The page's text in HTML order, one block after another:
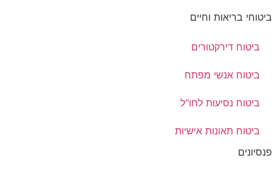
ביטוחי בריאות וחיים
ביטוח דירקטורים
ביטוח אנשי מפתח
ביטוח נסיעות לחו"ל
ביטוח תאונות אישיות
פנסיונים